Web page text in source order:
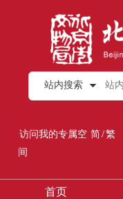
站内搜索
访问我的专属空
间
简/繁
首页